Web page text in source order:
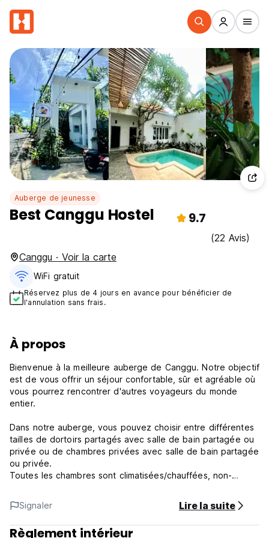
Auberge de jeunesse
Best Canggu Hostel 9.7
(22 Avis)
Canggu · Voir la carte
WiFi gratuit
Réservez plus de 4 jours en avance pour bénéficier de
l'annulation sans frais.
À propos
Bienvenue à la meilleure auberge de Canggu. Notre objectif
est de vous offrir un séjour confortable, sûr et agréable où
vous pourrez rencontrer d'autres voyageurs du monde
entier.
Dans notre auberge, vous pouvez choisir entre différentes
tailles de dortoirs partagés avec salle de bain partagée ou
privée ou de chambres privées avec salle de bain partagée
ou privée.
Toutes les chambres sont climatisées/chauffées, non-
lit comprend du linge de lit, un rideau pour votre intimité et
des casiers gratuits.
L'auberge moderne, très confortable et conviviale propose
Signaler Lire la suite
Règlement intérieur